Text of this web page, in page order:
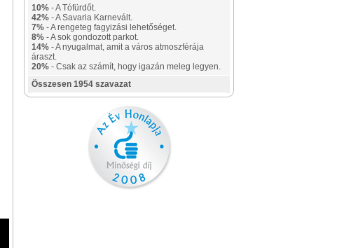
10% - A Tófürdőt.
42% - A Savaria Karnevált.
7% - A rengeteg fagyizási lehetőséget.
8% - A sok gondozott parkot.
14% - A nyugalmat, amit a város atmoszférája
áraszt.
20% - Csak az számít, hogy igazán meleg legyen.
Összesen 1954 szavazat